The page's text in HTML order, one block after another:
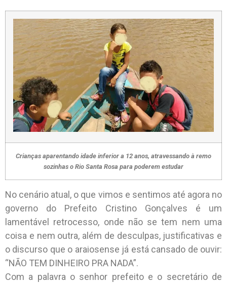
Crianças aparentando idade inferior a 12 anos, atravessando à remo
sozinhas o Rio Santa Rosa para poderem estudar
No cenário atual, o que vimos e sentimos até agora no
governo do Prefeito Cristino Gonçalves é um
lamentável retrocesso, onde não se tem nem uma
coisa e nem outra, além de desculpas, justificativas e
o discurso que o araiosense já está cansado de ouvir:
“NÃO TEM DINHEIRO PRA NADA”.
Com a palavra o senhor prefeito e o secretário de